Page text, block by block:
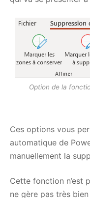
Option de la
Ces options vous
automatique de
manuellement la
Cette fonction n’est
ne gère pas très